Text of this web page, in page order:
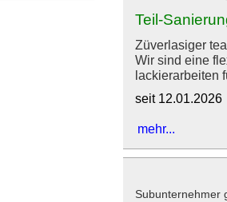
Teil-
Züverlasiger
Wir sind eine
lackierarbeiten
seit 12.01.2026
mehr...
Subunternehmer